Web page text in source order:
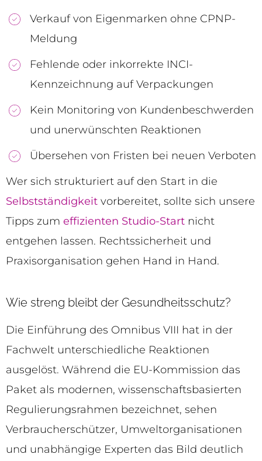
Verkauf von Eigenmarken ohne CPNP-
Meldung
Fehlende oder inkorrekte INCI-
Kennzeichnung auf Verpackungen
Kein Monitoring von Kundenbeschwerden
und unerwünschten Reaktionen
Übersehen von Fristen bei neuen Verboten
Wer sich strukturiert auf den Start in die
Selbstständigkeit vorbereitet, sollte sich unsere
Tipps zum effizienten Studio-Start nicht
entgehen lassen. Rechtssicherheit und
Praxisorganisation gehen Hand in Hand.
Wie streng bleibt der Gesundheitsschutz?
Die Einführung des Omnibus VIII hat in der
Fachwelt unterschiedliche Reaktionen
ausgelöst. Während die EU-Kommission das
Paket als modernen, wissenschaftsbasierten
Regulierungsrahmen bezeichnet, sehen
Verbraucherschützer, Umweltorganisationen
und unabhängige Experten das Bild deutlich